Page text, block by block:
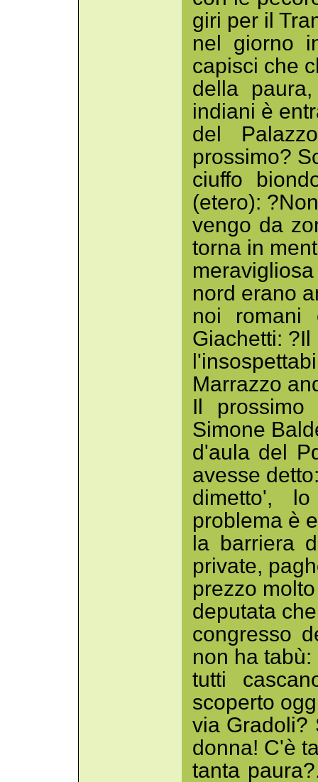
giri per il
nel giorno
capisci che
della
indiani è
del
prossimo?
ciuffo
(etero):
vengo da
torna in
nord erano
noi romani
Giachetti:
Marrazzo
Il prossimo
Simone
d'aula del
avesse
dimetto',
problema è
la barriera
private,
prezzo
deputata
congresso
non ha
tutti
scoperto
via Gradoli?
donna! C'è
tanta